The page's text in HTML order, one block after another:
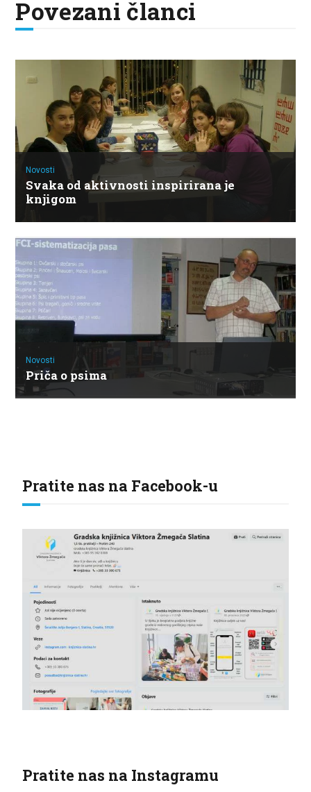
Povezani članci
Novosti
Svaka od aktivnosti inspirirana je
knjigom
Novosti
Priča o psima
Pratite nas na Facebook-u
Pratite nas na Instagramu